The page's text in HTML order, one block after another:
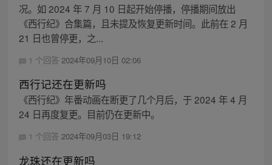
况。如 2024 年 7 月 10 日起开始停播，停播期间放出
《西行纪》合集篇，且未提及恢复更新时间。此前在 2 月
21 日也曾停更，之...
1 个回答 2024年09月10日 02:06
西行记还在更新吗
《西行纪》年番动画在断更了几个月后，于 2024 年 4 月
24 日再度复更。目前仍在更新中。
1 个回答 2024年09月03日 19:12
龙珠还在更新吗